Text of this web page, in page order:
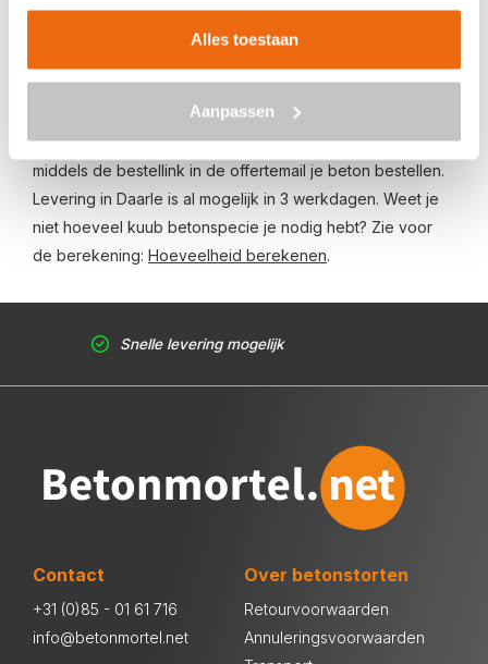
Alles toestaan
Aanpassen
bestellen is eenvoudig: vraag vrijblijvend een
de optionele keuze voor een betonpomp en je e-
mailadres in en ontvang binnen enkele seconden een
gerichte prijs per e-mail voor Daarle. Aansluitend kun je
middels de bestellink in de offertemail je beton bestellen.
Levering in Daarle is al mogelijk in 3 werkdagen. Weet je
niet hoeveel kuub betonspecie je nodig hebt? Zie voor
de berekening: Hoeveelheid berekenen.
Snelle levering mogelijk
Contact
+31 (0)85 - 01 61 716
info@betonmortel.net
Over betonstorten
Retourvoorwaarden
Annuleringsvoorwaarden